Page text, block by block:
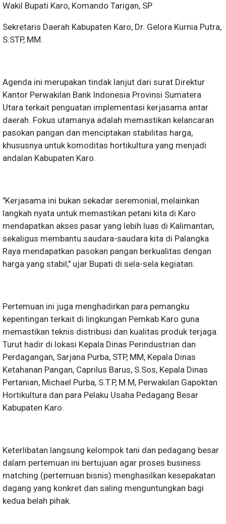
Wakil Bupati Karo, Komando Tarigan, SP
​Sekretaris Daerah Kabupaten Karo, Dr. Gelora Kurnia Putra,
S.STP, MM.
​Agenda ini merupakan tindak lanjut dari surat Direktur
Kantor Perwakilan Bank Indonesia Provinsi Sumatera
Utara terkait penguatan implementasi kerjasama antar
daerah. Fokus utamanya adalah memastikan kelancaran
pasokan pangan dan menciptakan stabilitas harga,
khususnya untuk komoditas hortikultura yang menjadi
andalan Kabupaten Karo.
​"Kerjasama ini bukan sekadar seremonial, melainkan
langkah nyata untuk memastikan petani kita di Karo
mendapatkan akses pasar yang lebih luas di Kalimantan,
sekaligus membantu saudara-saudara kita di Palangka
Raya mendapatkan pasokan pangan berkualitas dengan
harga yang stabil," ujar Bupati di sela-sela kegiatan.
​Pertemuan ini juga menghadirkan para pemangku
kepentingan terkait di lingkungan Pemkab Karo guna
memastikan teknis distribusi dan kualitas produk terjaga.
Turut hadir di lokasi ​Kepala Dinas Perindustrian dan
Perdagangan, Sarjana Purba, STP, MM, ​Kepala Dinas
Ketahanan Pangan, Caprilus Barus, S.Sos, ​Kepala Dinas
Pertanian, Michael Purba, S.T.P, M.M, Perwakilan Gapoktan
Hortikultura dan para Pelaku Usaha Pedagang Besar
Kabupaten Karo.
​Keterlibatan langsung kelompok tani dan pedagang besar
dalam pertemuan ini bertujuan agar proses business
matching (pertemuan bisnis) menghasilkan kesepakatan
dagang yang konkret dan saling menguntungkan bagi
kedua belah pihak.